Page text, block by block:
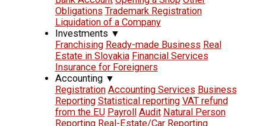
Obligations Trademark Registration
Liquidation of a Company
Investments ▼
Franchising Ready-made Business Real
Estate in Slovakia Financial Services
Insurance for Foreigners
Accounting ▼
Registration Accounting Services Business
Reporting Statistical reporting VAT refund
from the EU Payroll Audit Natural Person
Reporting Real-Estate/Car Reporting